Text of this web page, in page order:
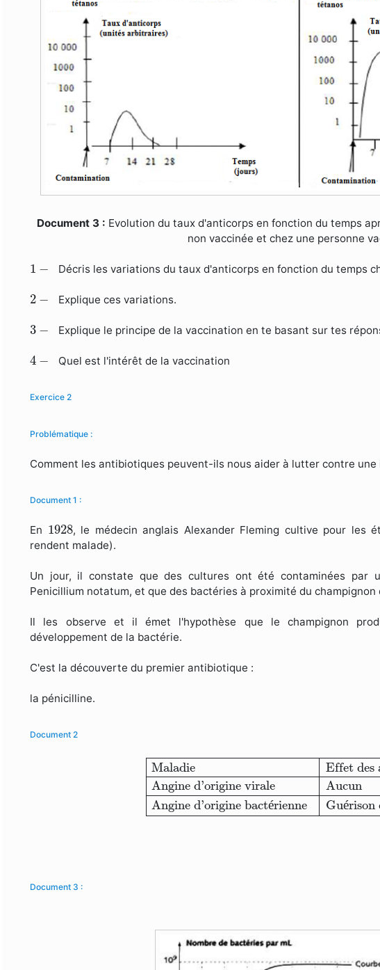
Document 3 : Evolution du taux d'anticorps en fonction du temps
non vaccinée et chez une personne
1 −
1 Décris les variations du taux d'anticorps en fonction du temps
2 −
2 Explique ces variations.
3 −
3 Explique le principe de la vaccination en te basant sur tes
4 −
4 Quel est l'intérêt de la vaccination
Exercice 2
Problématique :
Comment les antibiotiques peuvent-ils nous aider à lutter contre
Document 1 :
En 1928
1928, le médecin anglais Alexander Fleming cultive pour les
rendent malade).
Un jour, il constate que des cultures ont été contaminées par
Penicillium notatum, et que des bactéries à proximité du champignon
Il les observe et il émet l'hypothèse que le champignon
développement de la bactérie.
C'est la découverte du premier antibiotique :
la pénicilline.
Document 2
Maladie
Effet des
Angine d'origine virale
Aucun
Angine d'origine bactérienne Guérison
MaladieEffet des antibiotiquesAngine
Document 3 :